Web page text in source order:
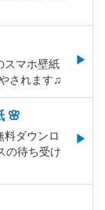
スマホ壁紙
されます♫
🌸
料ダウンロ
の待ち受け